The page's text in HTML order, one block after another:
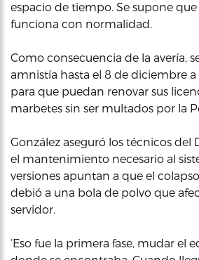
espacio de tiempo. Se supone
funciona con normalidad.
Como consecuencia de la avería,
amnistía hasta el 8 de diciembre
para que puedan renovar sus
marbetes sin ser multados por la
González aseguró los técnicos del
el mantenimiento necesario al
versiones apuntan a que el
debió a una bola de polvo que
servidor.
‘Eso fue la primera fase, mudar el